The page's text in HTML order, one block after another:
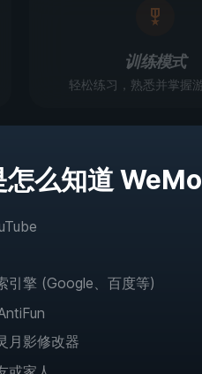
训练模式
轻松练习，熟悉并掌握
正畅游游
游戏提供交互式地图，
怎么知道
引擎 (Google、百度等)
月影修改器